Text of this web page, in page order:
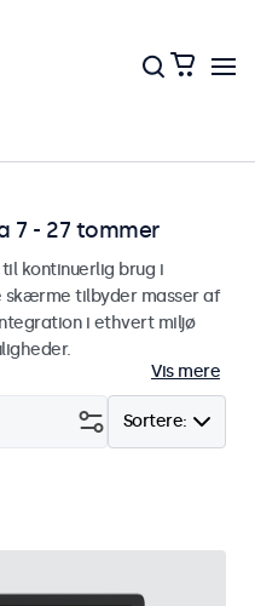
7 - 27 tommer
kontinuerlig brug i
skærme tilbyder masser af
i ethvert miljø
Vis mere
Sortere: